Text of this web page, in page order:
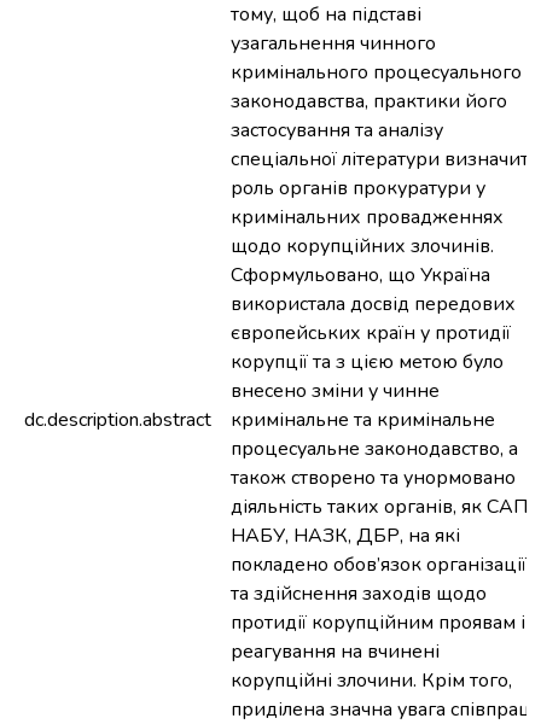
dc.description.abstract
тому, щоб на підставі
узагальнення чинного
кримінального процесуального
законодавства, практики його
застосування та аналізу
спеціальної літератури визначити
роль органів прокуратури у
кримінальних провадженнях
щодо корупційних злочинів.
Сформульовано, що Україна
використала досвід передових
європейських країн у протидії
корупції та з цією метою було
внесено зміни у чинне
кримінальне та кримінальне
процесуальне законодавство, а
також створено та унормовано
діяльність таких органів, як САП,
НАБУ, НАЗК, ДБР, на які
покладено обов’язок організації
та здійснення заходів щодо
протидії корупційним проявам і
реагування на вчинені
корупційні злочини. Крім того,
приділена значна увага співпраці